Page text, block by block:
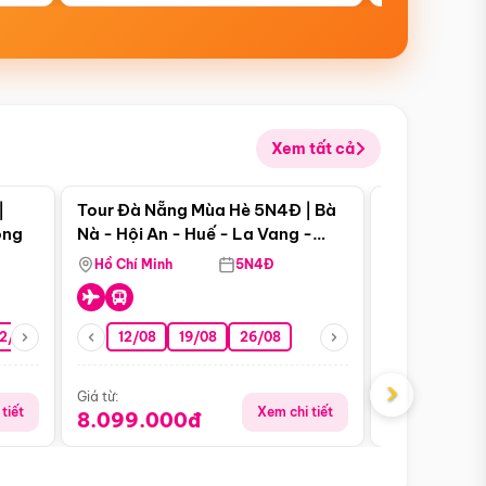
Xem tất cả
08 26/08 05/09 09/09 12/09
tiết
Điểm nổi bật
Tour Đà Nẵng Mùa Hè 5N4Đ | Bà
Nà - Hội An - Huế - La Vang -
Động Thiên Đường
Hồ Chí Minh 5N4Đ
12/08 19/08 26/08
Giá từ:
8.099.000đ Xem chi tiết
Giá từ:
›